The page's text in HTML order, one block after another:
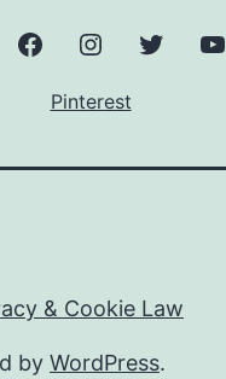
Cascate
delle
Instagram
–
Twitter
Pinterest
& Cookie Law
by WordPress.